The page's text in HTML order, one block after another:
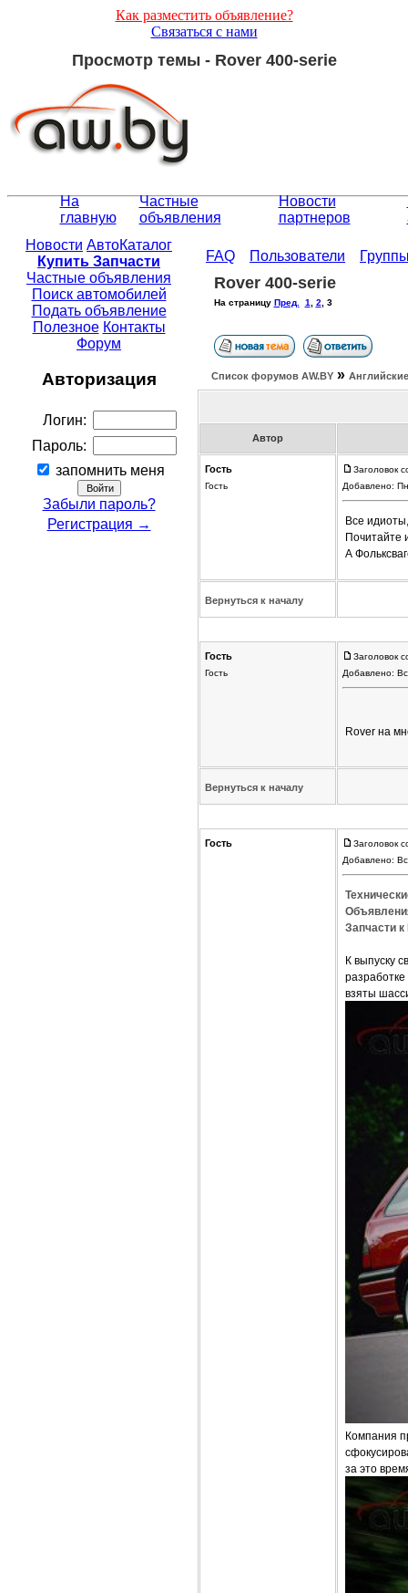
Как разместить объявление?
Связаться с нами
Просмотр темы - Rover 400-serie
На
главную
Частные
объявления
Новости
партнеров
Новости АвтоКаталог
Купить Запчасти
Частные объявления
Поиск автомобилей
Подать объявление
Полезное Контакты
Форум
Авторизация
Логин:
Пароль:
запомнить меня
Забыли пароль?
Регистрация →
FAQ Пользователи
Rover 400-serie
На страницу Пред. 1 2 3
Список форумов АW.BY »
Автор
Гость
Гость
Заголовок
Добавлено:
Все
Почитайте
А
Вернуться к началу
Гость
Гость
Заголовок
Добавлено:
Rover на
Вернуться к началу
Гость
Заголовок
Добавлено:
Запчасти
К выпуску
взяты
Компания
за это